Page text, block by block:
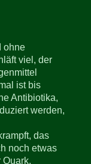
ohne
viel, der
ist bis
Antibiotika,
werden,
das
noch etwas